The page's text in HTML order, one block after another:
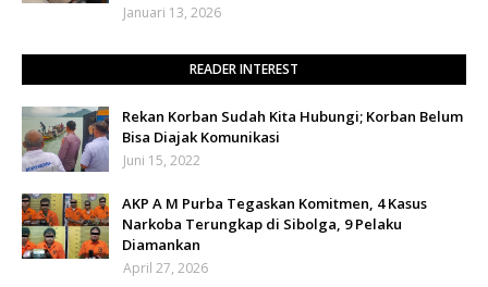
Januari 13, 2026
READER INTEREST
Rekan Korban Sudah Kita Hubungi; Korban Belum
Bisa Diajak Komunikasi
Juni 15, 2022
AKP A M Purba Tegaskan Komitmen, 4 Kasus
Narkoba Terungkap di Sibolga, 9 Pelaku
Diamankan
April 27, 2026